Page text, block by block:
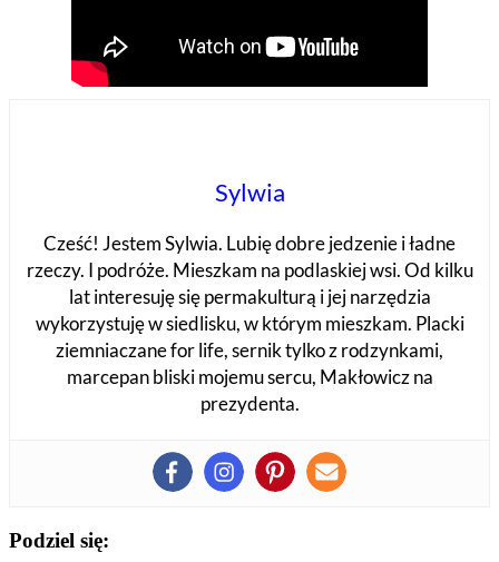
Sylwia
Cześć! Jestem Sylwia. Lubię dobre jedzenie i ładne
rzeczy. I podróże. Mieszkam na podlaskiej wsi. Od kilku
lat interesuję się permakulturą i jej narzędzia
wykorzystuję w siedlisku, w którym mieszkam. Placki
ziemniaczane for life, sernik tylko z rodzynkami,
marcepan bliski mojemu sercu, Makłowicz na
prezydenta.
Podziel się: